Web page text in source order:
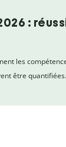
:
les
être quantifiées.